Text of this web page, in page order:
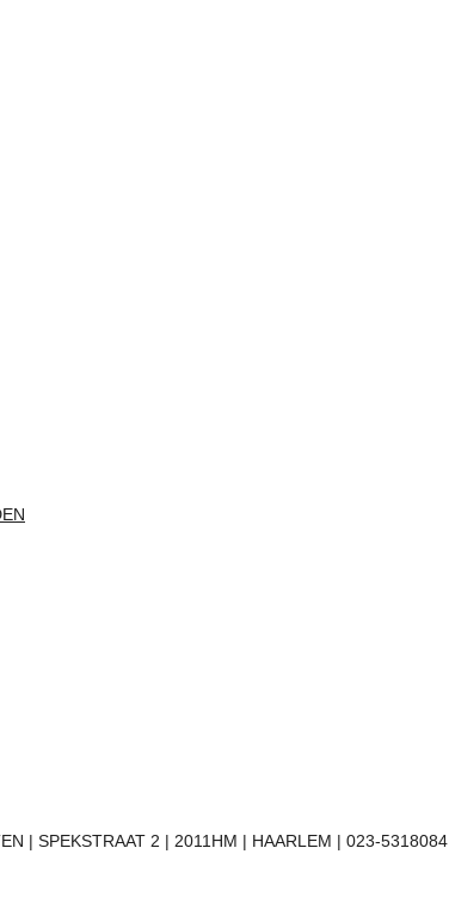
| SPEKSTRAAT 2 | 2011HM | HAARLEM | 023-5318084